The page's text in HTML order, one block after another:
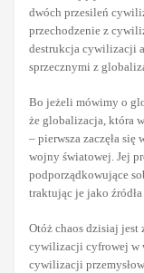
dwóch przesileń
przechodzenie z
destrukcja cywilizacji
sprzecznymi z
Bo jeżeli mówimy o
że globalizacja, która
– pierwsza zaczęła
wojny światowej. Jej
podporządkowujące
traktując je jako
Otóż chaos dzisiaj jest
cywilizacji cyfrowej w
cywilizacji